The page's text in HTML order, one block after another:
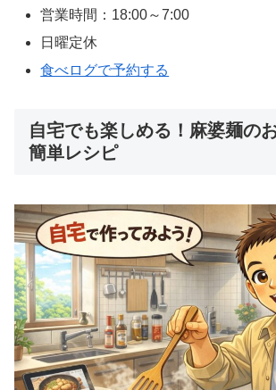
営業時間：18:00～7:00
日曜定休
食べログで予約する
自宅でも楽しめる！麻婆麺の
簡単レシピ